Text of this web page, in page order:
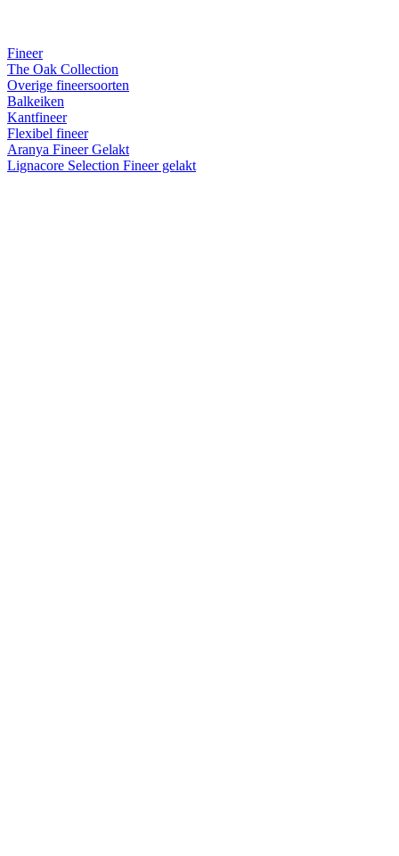
Fineer
The Oak Collection
Overige fineersoorten
Balkeiken
Kantfineer
Flexibel fineer
Aranya Fineer Gelakt
Lignacore Selection Fineer gelakt